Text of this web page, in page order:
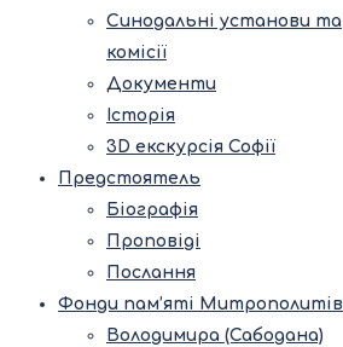
Синодальні установи та
комісії
Документи
Історія
3D екскурсія Софії
Предстоятель
Біографія
Проповіді
Послання
Фонди пам’яті Митрополитів
Володимира (Сабодана)